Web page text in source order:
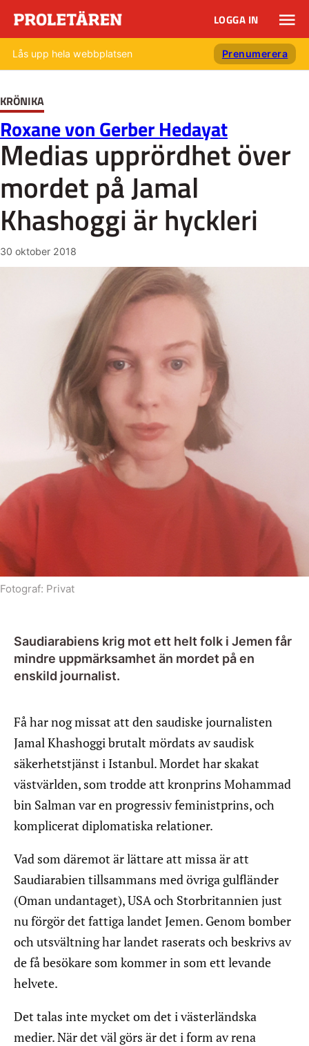
LOGGA IN
Lås upp hela webbplatsen Prenumerera
KRÖNIKA
Roxane von Gerber Hedayat
Medias upprördhet över
mordet på Jamal
Khashoggi är hyckleri
30 oktober 2018
Fotograf: Privat
Saudiarabiens krig mot ett helt folk i Jemen får
mindre uppmärksamhet än mordet på en
enskild journalist.
Få har nog missat att den saudiske journalisten
Jamal Khashoggi brutalt mördats av saudisk
säkerhetstjänst i Istanbul. Mordet har skakat
västvärlden, som trodde att kronprins Mohammad
bin Salman var en progressiv feministprins, och
komplicerat diplomatiska relationer.
Vad som däremot är lättare att missa är att
Saudiarabien tillsammans med övriga gulfländer
(Oman undantaget), USA och Storbritannien just
nu förgör det fattiga landet Jemen. Genom bomber
och utsvältning har landet raserats och beskrivs av
de få besökare som kommer in som ett levande
helvete.
Det talas inte mycket om det i västerländska
medier. När det väl görs är det i form av rena